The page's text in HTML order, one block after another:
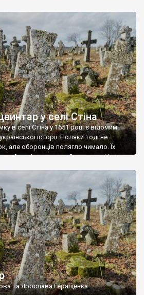
у селі Стіна
в селі Стіна у 1651 році є відомим
історії. Поляки тоді не
але оборонців полягло чимало. Їх
який тоді називався Замковим. Нині на
століття, є такі, де епітафії стер […]
та Ярослава Геращенка